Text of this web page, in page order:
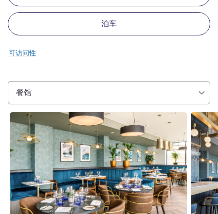
泊车
可访问性
餐馆
请参阅详情 请参阅